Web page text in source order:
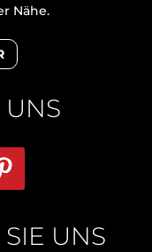
Nähe.
UNS
UNS